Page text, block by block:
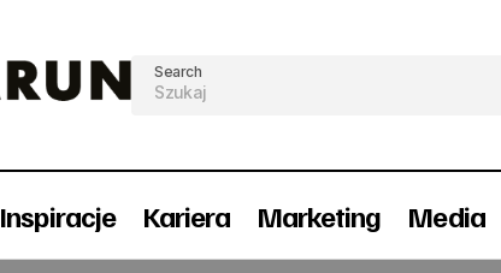
Search
Inspiracje Kariera Marketing Media